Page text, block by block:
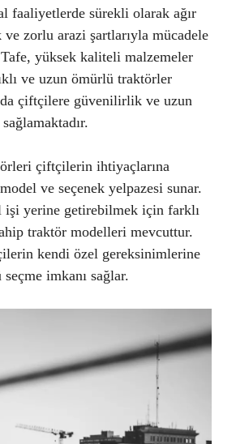
faaliyetlerde sürekli olarak ağır
zorlu arazi şartlarıyla mücadele
yüksek kaliteli malzemeler
ve uzun ömürlü traktörler
çiftçilere güvenilirlik ve uzun
çiftçilerin ihtiyaçlarına
ve seçenek yelpazesi sunar.
işi yerine getirebilmek için farklı
traktör modelleri mevcuttur.
kendi özel gereksinimlerine
imkanı sağlar.